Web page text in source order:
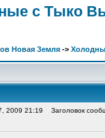
с Тыко
Новая Земля ->
2009 21:19 Заголовок